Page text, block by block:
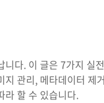
다. 이 글은 7가지 실
관리, 메타데이터 제
라 할 수 있습니다.